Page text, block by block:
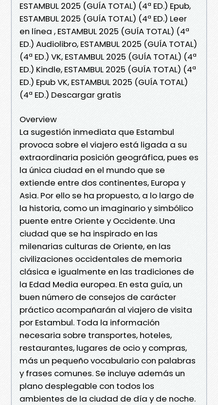
ESTAMBUL 2025 (GUÍA TOTAL) (4ª ED.) Epub,
ESTAMBUL 2025 (GUÍA TOTAL) (4ª ED.) Leer
en línea , ESTAMBUL 2025 (GUÍA TOTAL) (4ª
ED.) Audiolibro, ESTAMBUL 2025 (GUÍA TOTAL)
(4ª ED.) VK, ESTAMBUL 2025 (GUÍA TOTAL) (4ª
ED.) Kindle, ESTAMBUL 2025 (GUÍA TOTAL) (4ª
ED.) Epub VK, ESTAMBUL 2025 (GUÍA TOTAL)
(4ª ED.) Descargar gratis
Overview
La sugestión inmediata que Estambul
provoca sobre el viajero está ligada a su
extraordinaria posición geográfica, pues es
la única ciudad en el mundo que se
extiende entre dos continentes, Europa y
Asia. Por ello se ha propuesto, a lo largo de
la historia, como un imaginario y simbólico
puente entre Oriente y Occidente. Una
ciudad que se ha inspirado en las
milenarias culturas de Oriente, en las
civilizaciones occidentales de memoria
clásica e igualmente en las tradiciones de
la Edad Media europea. En esta guía, un
buen número de consejos de carácter
práctico acompañarán al viajero de visita
por Estambul. Toda la información
necesaria sobre transportes, hoteles,
restaurantes, lugares de ocio y compras,
más un pequeño vocabulario con palabras
y frases comunes. Se incluye además un
plano desplegable con todos los
ambientes de la ciudad de día y de noche.